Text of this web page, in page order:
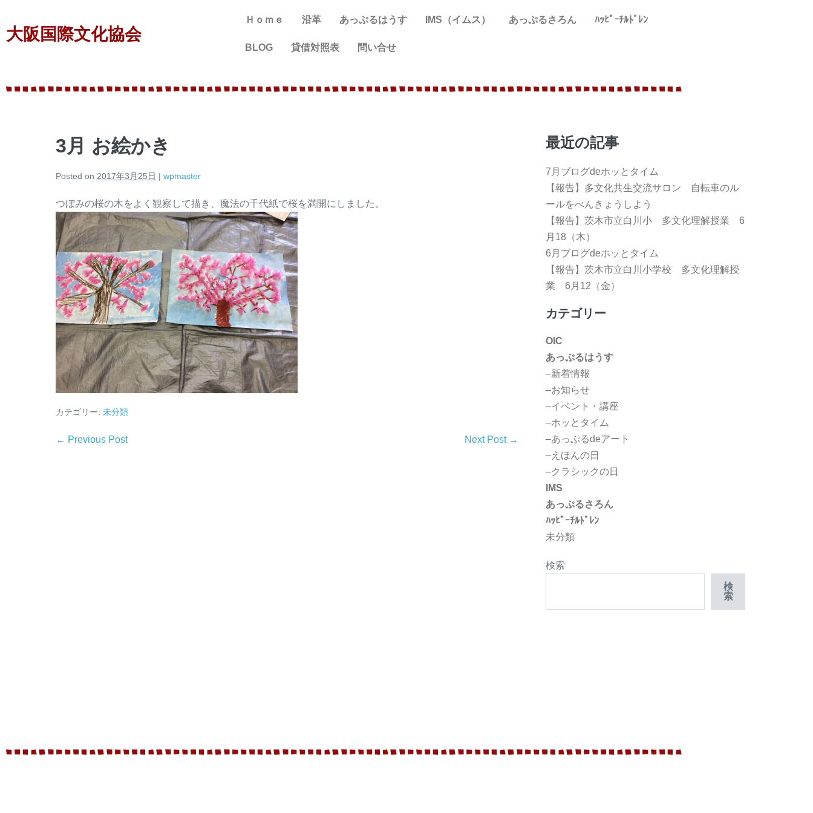
大阪国際文化協会
Ｈｏｍｅ 沿革 あっぷるはうす IMS（イムス） あっぷるさろん ﾊｯﾋﾟｰﾁﾙﾄﾞﾚﾝ
BLOG 貸借対照表 問い合せ
3月 お絵かき
Posted on 2017年3月25日 | wpmaster
つぼみの桜の木をよく観察して描き、魔法の千代紙で桜を満開にしました。
カテゴリー: 未分類
← Previous Post Next Post →
最近の記事
7月ブログdeホッとタイム
【報告】多文化共生交流サロン 自転車のル
ールをべんきょうしよう
【報告】茨木市立白川小 多文化理解授業 6
月18（木）
6月ブログdeホッとタイム
【報告】茨木市立白川小学校 多文化理解授
業 6月12（金）
カテゴリー
OIC
あっぷるはうす
–新着情報
–お知らせ
–イベント・講座
–ホッとタイム
–あっぷるdeアート
–えほんの日
–クラシックの日
IMS
あっぷるさろん
ﾊｯﾋﾟｰﾁﾙﾄﾞﾚﾝ
未分類
検索
検
索